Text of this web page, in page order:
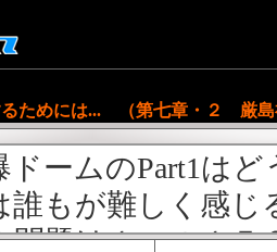
るためには... （第七章・２ 厳島
ドームのPart1は
誰もが難しく感じ
問題は１つの１５